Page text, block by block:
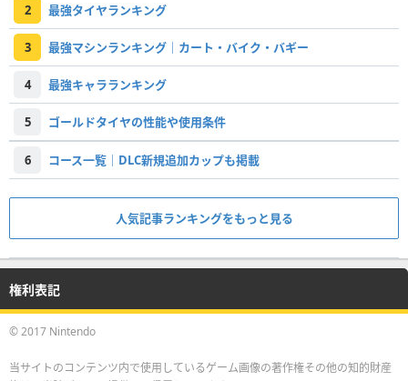
2 最強タイヤランキング
3 最強マシンランキング｜カート・バイク・バギー
4 最強キャラランキング
5 ゴールドタイヤの性能や使用条件
6 コース一覧｜DLC新規追加カップも掲載
人気記事ランキングをもっと見る
権利表記
© 2017 Nintendo
当サイトのコンテンツ内で使用しているゲーム画像の著作権その他の知的財産